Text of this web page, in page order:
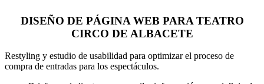
DISEÑO DE PÁGINA WEB PARA TEATRO
CIRCO DE ALBACETE
Restyling y estudio de usabilidad para optimizar el proceso de
compra de entradas para los espectáculos.